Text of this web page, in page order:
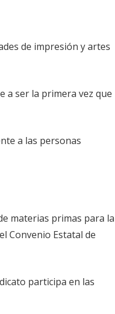
de impresión y artes
a ser la primera vez que
a las personas
materias primas para la
Convenio Estatal de
participa en las